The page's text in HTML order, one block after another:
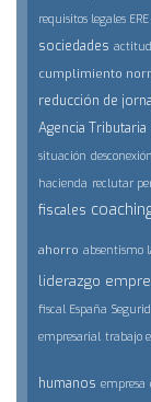
requisitos legales ERE
sociedades actitud
cumplimiento
reducción de
Agencia Tributaria
situación
hacienda reclutar
fiscales
ahorro absentismo
liderazgo
fiscal España
empresarial trabajo
humanos empresa